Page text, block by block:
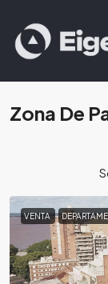
Zona De
VENTA